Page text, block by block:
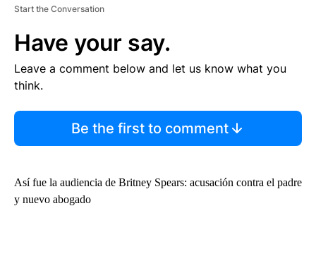
Start the Conversation
Have your say.
Leave a comment below and let us know what you
think.
Be the first to comment
Así fue la audiencia de Britney Spears: acusación contra el padre
y nuevo abogado